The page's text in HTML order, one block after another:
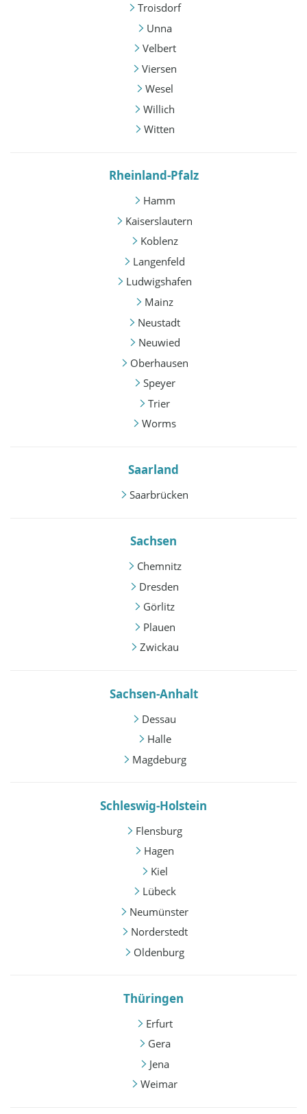
Troisdorf
Unna
Velbert
Viersen
Wesel
Willich
Witten
Rheinland-Pfalz
Hamm
Kaiserslautern
Koblenz
Langenfeld
Ludwigshafen
Mainz
Neustadt
Neuwied
Oberhausen
Speyer
Trier
Worms
Saarland
Saarbrücken
Sachsen
Chemnitz
Dresden
Görlitz
Plauen
Zwickau
Sachsen-Anhalt
Dessau
Halle
Magdeburg
Schleswig-Holstein
Flensburg
Hagen
Kiel
Lübeck
Neumünster
Norderstedt
Oldenburg
Thüringen
Erfurt
Gera
Jena
Weimar